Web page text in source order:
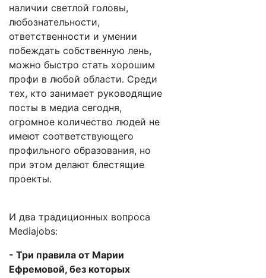
наличии светлой головы,
любознательности,
ответственности и умении
побеждать собственную лень,
можно быстро стать хорошим
профи в любой области. Среди
тех, кто занимает руководящие
посты в медиа сегодня,
огромное количество людей не
имеют соответствующего
профильного образования, но
при этом делают блестящие
проекты.
И два традиционных вопроса
Mediajobs:
- Три правила от Марии
Ефремовой, без которых